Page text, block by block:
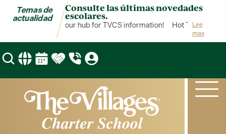
Temas de
actualidad
Consulte las últimas novedades
escolares.
Hot Topics is your hub for TVCS information! Hot Topics is
Lee
mas